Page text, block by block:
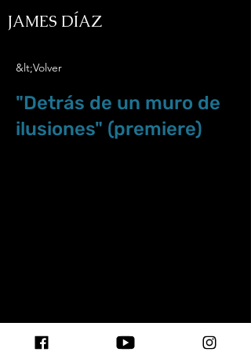
JAMES DÍAZ
&lt;Volver
"Detrás de un muro de
ilusiones" (premiere)